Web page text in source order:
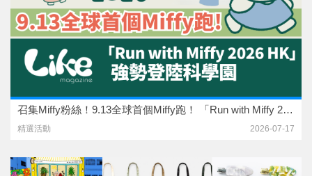
召集Miffy粉絲！9.13全球首個Miffy跑！ 「Run with Miffy 2026 HK」強勢登陸科學園
精選活動 2026-07-17